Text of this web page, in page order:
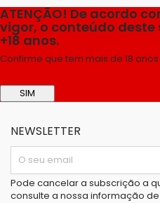
ATENÇÃO! De acordo
vigor, o conteúdo deste
+18 anos.
Confirme que tem mais de 18
SIM
NEWSLETTER
Pode cancelar a subscrição a
consulte a nossa informação